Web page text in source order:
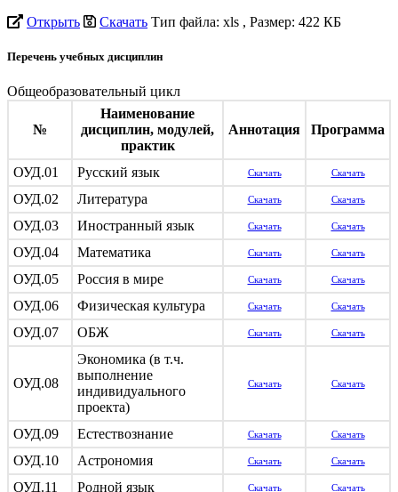
Открыть
Скачать Тип файла: xls , Размер: 422 КБ
Перечень учебных дисциплин
Общеобразовательный цикл
№
Наименование
дисциплин, модулей,
практик
Аннотация Программа
ОУД.01 Русский язык Скачать Скачать
ОУД.02 Литература Скачать Скачать
ОУД.03 Иностранный язык Скачать Скачать
ОУД.04 Математика Скачать Скачать
ОУД.05 Россия в мире Скачать Скачать
ОУД.06 Физическая культура Скачать Скачать
ОУД.07 ОБЖ Скачать Скачать
ОУД.08
Экономика (в т.ч.
выполнение
индивидуального
проекта)
Скачать Скачать
ОУД.09 Естествознание Скачать Скачать
ОУД.10 Астрономия Скачать Скачать
ОУД.11 Родной язык Скачать Скачать